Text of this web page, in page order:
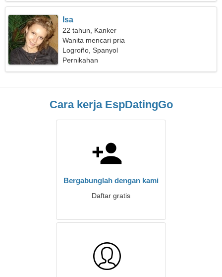
Isa
22 tahun, Kanker
Wanita mencari pria
Logroño, Spanyol
Pernikahan
Cara kerja EspDatingGo
Bergabunglah dengan kami
Daftar gratis